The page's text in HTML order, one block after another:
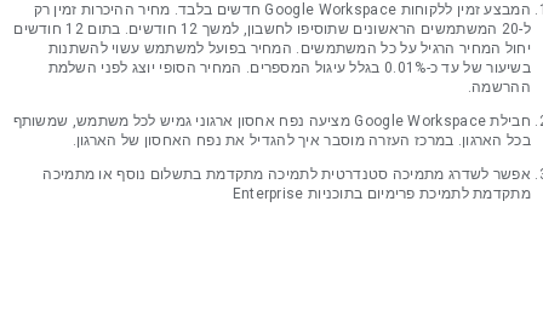
המבצע זמין ללקוחות Google Workspace חדשים בלבד. מחיר ההיכרות זמין רק
ל-20 המשתמשים הראשונים שתוסיפו לחשבון, למשך 12 חודשים. בתום 12 חודשים
יחול המחיר הרגיל על כל המשתמשים. המחיר בפועל למשתמש עשוי להשתנות
בשיעור של עד כ-0.01% בגלל עיגול המספרים. המחיר הסופי יוצג לפני השלמת
ההרשמה.
חבילת Google Workspace מציעה נפח אחסון ארגוני גמיש לכל משתמש, שמשותף
בכל הארגון. במרכז העזרה מוסבר איך להגדיל את נפח האחסון של הארגון.
אפשר לשדרג מתמיכה סטנדרטית לתמיכה מתקדמת בתשלום נוסף או מתמיכה
מתקדמת לתמיכת פרימיום בתוכניות Enterprise